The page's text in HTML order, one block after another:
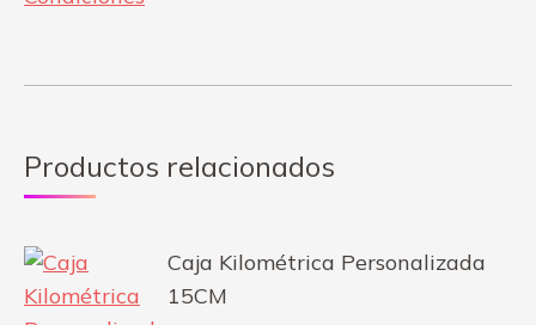
Productos relacionados
Caja Kilométrica Personalizada
15CM